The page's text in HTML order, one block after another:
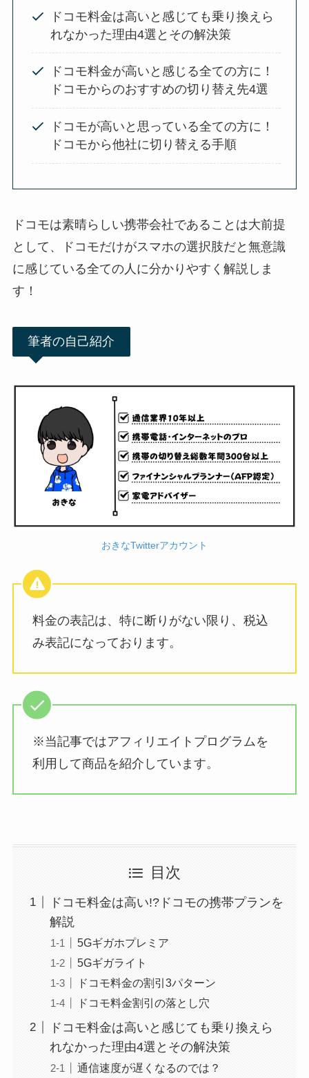
ドコモ料金は高いと感じても乗り換えら
れなかった理由4選とその解決策
ドコモ料金が高いと感じる全ての方に！
ドコモからのおすすめの切り替え先4選
ドコモが高いと思っている全ての方に！
ドコモから他社に切り替える手順
ドコモは素晴らしい携帯会社であることは大前提
として、ドコモだけがスマホの選択肢だと無意識
に感じている全ての人に分かりやすく解説しま
す！
筆者の自己紹介
おきなTwitterアカウント
料金の表記は、特に断りがない限り、税込
み表記になっております。
※当記事ではアフィリエイトプログラムを
利用して商品を紹介しています。
目次
ドコモ料金は高い!?ドコモの携帯プランを
解説
5Gギガホプレミア
5Gギガライト
ドコモ料金の割引3パターン
ドコモ料金割引の落とし穴
ドコモ料金は高いと感じても乗り換えら
れなかった理由4選とその解決策
通信速度が遅くなるのでは？